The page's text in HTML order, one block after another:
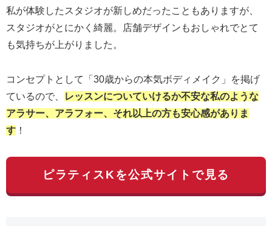
私が体験したスタジオが新しめだったこともありますが、
スタジオがとにかく綺麗。店舗デザインもおしゃれでとて
も気持ちが上がりました。
コンセプトとして「30歳からの本気ボディメイク」を掲げ
ているので、
レッスンについていけるか不安な私のような
アラサー、アラフォー、それ以上の方も安心感がありま
す ！
ピラティスKを公式サイトで見る